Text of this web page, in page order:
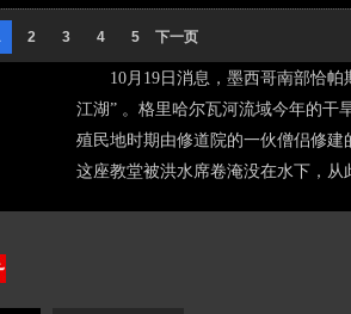
2 3 4 5 下一页
10月19日消息，墨西哥南部恰
江湖” 。格里哈尔瓦河流域今年的干
殖民地时期由修道院的一伙僧侣修建
这座教堂被洪水席卷淹没在水下，从